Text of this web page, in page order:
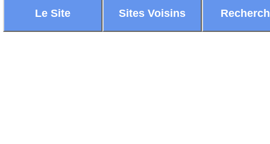
Le Site Sites Voisins